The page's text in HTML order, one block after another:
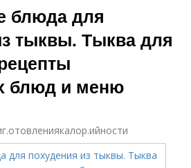
блюда для
тыквы. Тыква для
блюд и меню